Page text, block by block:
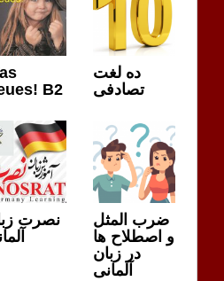
B2
ده لغت
تصادفی
نصرت
ضرب المثل
و اصطلاح ها
در زبان
آلمانی